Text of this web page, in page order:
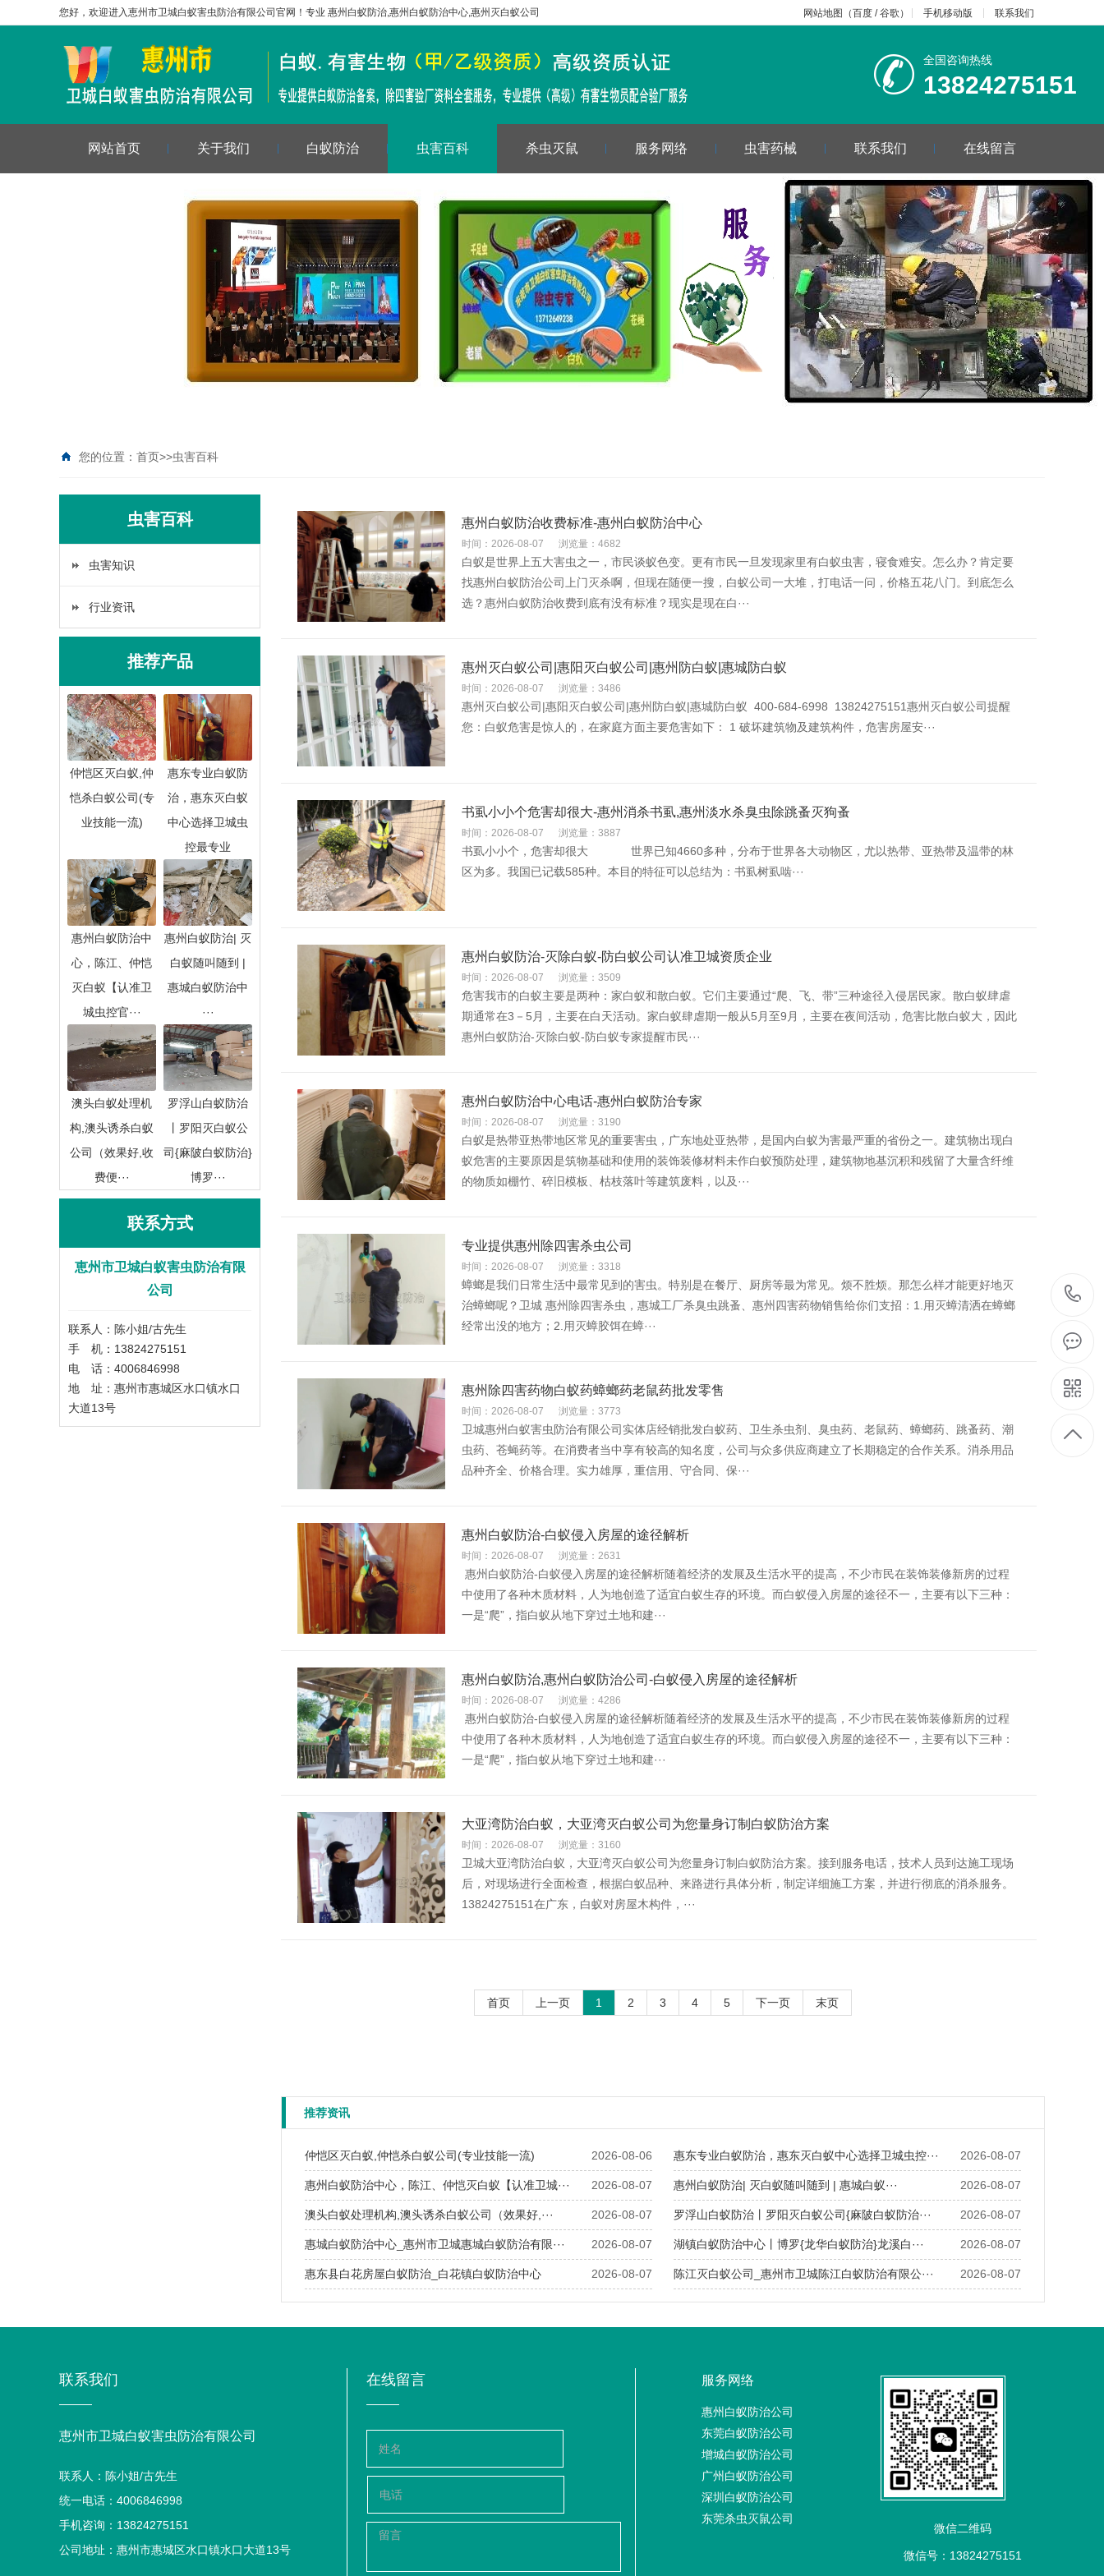
您好，欢迎进入恵州市卫城白蚁害虫防治有限公司官网！专业 惠州白蚁防治,惠州白蚁防治中心,惠州灭白蚁公司 网站地图 （百度 /谷歌 ） 手机移动版 联系我们
全国咨询热线
13824275151
网站首页 关于我们 白蚁防治 虫害百科 杀虫灭鼠 服务网络 虫害药械 联系我们 在线留言
您的位置： 首页>>虫害百科
虫害百科
虫害知识
行业资讯
推荐产品
仲恺区灭白蚁,仲
恺杀白蚁公司(专
业技能一流)
惠东专业白蚁防
治，惠东灭白蚁
中心选择卫城虫
控最专业
惠州白蚁防治中
心，陈江、仲恺
灭白蚁【认准卫
城虫控官···
惠州白蚁防治| 灭
白蚁随叫随到 |
惠城白蚁防治中
···
澳头白蚁处理机
构,澳头诱杀白蚁
公司（效果好,收
费便···
罗浮山白蚁防治
丨罗阳灭白蚁公
司{麻陂白蚁防治}
博罗···
联系方式
恵州市卫城白蚁害虫防治有限
公司
联系人：陈小姐/古先生
手 机：13824275151
电 话：4006846998
地 址：惠州市惠城区水口镇水口
大道13号
惠州白蚁防治收费标准-惠州白蚁防治中心
时间：2026-08-07 浏览量：4682
白蚁是世界上五大害虫之一，市民谈蚁色变。更有市民一旦发现家里有白蚁虫害，寝食难安。怎么办？肯定要
找惠州白蚁防治公司上门灭杀啊，但现在随便一搜，白蚁公司一大堆，打电话一问，价格五花八门。到底怎么
选？惠州白蚁防治收费到底有没有标准？现实是现在白···
惠州灭白蚁公司|惠阳灭白蚁公司|惠州防白蚁|惠城防白蚁
时间：2026-08-07 浏览量：3486
惠州灭白蚁公司|惠阳灭白蚁公司|惠州防白蚁|惠城防白蚁 400-684-6998 13824275151惠州灭白蚁公司提醒
您：白蚁危害是惊人的，在家庭方面主要危害如下： 1 破坏建筑物及建筑构件，危害房屋安···
书虱小小个危害却很大-惠州消杀书虱,惠州淡水杀臭虫除跳蚤灭狗蚤
时间：2026-08-07 浏览量：3887
书虱小小个，危害却很大 世界已知4660多种，分布于世界各大动物区，尤以热带、亚热带及温带的林
区为多。我国已记载585种。本目的特征可以总结为：书虱树虱啮···
惠州白蚁防治-灭除白蚁-防白蚁公司认准卫城资质企业
时间：2026-08-07 浏览量：3509
危害我市的白蚁主要是两种：家白蚁和散白蚁。它们主要通过“爬、飞、带”三种途径入侵居民家。散白蚁肆虐
期通常在3－5月，主要在白天活动。家白蚁肆虐期一般从5月至9月，主要在夜间活动，危害比散白蚁大，因此
惠州白蚁防治-灭除白蚁-防白蚁专家提醒市民···
惠州白蚁防治中心电话-惠州白蚁防治专家
时间：2026-08-07 浏览量：3190
白蚁是热带亚热带地区常见的重要害虫，广东地处亚热带，是国内白蚁为害最严重的省份之一。建筑物出现白
蚁危害的主要原因是筑物基础和使用的装饰装修材料未作白蚁预防处理，建筑物地基沉积和残留了大量含纤维
的物质如棚竹、碎旧模板、枯枝落叶等建筑废料，以及···
专业提供惠州除四害杀虫公司
时间：2026-08-07 浏览量：3318
蟑螂是我们日常生活中最常见到的害虫。特别是在餐厅、厨房等最为常见。烦不胜烦。那怎么样才能更好地灭
治蟑螂呢？卫城 惠州除四害杀虫，惠城工厂杀臭虫跳蚤、惠州四害药物销售给你们支招：1.用灭蟑清洒在蟑螂
经常出没的地方；2.用灭蟑胶饵在蟑···
惠州除四害药物白蚁药蟑螂药老鼠药批发零售
时间：2026-08-07 浏览量：3773
卫城惠州白蚁害虫防治有限公司实体店经销批发白蚁药、卫生杀虫剂、臭虫药、老鼠药、蟑螂药、跳蚤药、潮
虫药、苍蝇药等。在消费者当中享有较高的知名度，公司与众多供应商建立了长期稳定的合作关系。消杀用品
品种齐全、价格合理。实力雄厚，重信用、守合同、保···
惠州白蚁防治-白蚁侵入房屋的途径解析
时间：2026-08-07 浏览量：2631
惠州白蚁防治-白蚁侵入房屋的途径解析随着经济的发展及生活水平的提高，不少市民在装饰装修新房的过程
中使用了各种木质材料，人为地创造了适宜白蚁生存的环境。而白蚁侵入房屋的途径不一，主要有以下三种：
一是“爬”，指白蚁从地下穿过土地和建···
惠州白蚁防治,惠州白蚁防治公司-白蚁侵入房屋的途径解析
时间：2026-08-07 浏览量：4286
惠州白蚁防治-白蚁侵入房屋的途径解析随着经济的发展及生活水平的提高，不少市民在装饰装修新房的过程
中使用了各种木质材料，人为地创造了适宜白蚁生存的环境。而白蚁侵入房屋的途径不一，主要有以下三种：
一是“爬”，指白蚁从地下穿过土地和建···
大亚湾防治白蚁，大亚湾灭白蚁公司为您量身订制白蚁防治方案
时间：2026-08-07 浏览量：3160
卫城大亚湾防治白蚁，大亚湾灭白蚁公司为您量身订制白蚁防治方案。接到服务电话，技术人员到达施工现场
后，对现场进行全面检查，根据白蚁品种、来路进行具体分析，制定详细施工方案，并进行彻底的消杀服务。
13824275151在广东，白蚁对房屋木构件，···
首页 上一页 1 2 3 4 5 下一页 末页
推荐资讯
2026-08-06
​仲恺区灭白蚁,仲恺杀白蚁公司(专业技能一流) 2026-08-07
​惠东专业白蚁防治，惠东灭白蚁中心选择卫城虫控···
2026-08-07
​惠州白蚁防治中心，陈江、仲恺灭白蚁【认准卫城··· 2026-08-07
​惠州白蚁防治| 灭白蚁随叫随到 | 惠城白蚁···
2026-08-07
​澳头白蚁处理机构,澳头诱杀白蚁公司（效果好,··· 2026-08-07
​罗浮山白蚁防治丨罗阳灭白蚁公司{麻陂白蚁防治···
2026-08-07
​惠城白蚁防治中心_惠州市卫城惠城白蚁防治有限··· 2026-08-07
​湖镇白蚁防治中心丨博罗{龙华白蚁防治}龙溪白···
2026-08-07
​惠东县白花房屋白蚁防治_白花镇白蚁防治中心 2026-08-07
​陈江灭白蚁公司_惠州市卫城陈江白蚁防治有限公···
联系我们
恵州市卫城白蚁害虫防治有限公司
联系人：陈小姐/古先生
统一电话：4006846998
手机咨询：13824275151
公司地址：惠州市惠城区水口镇水口大道13号
在线留言 服务网络
惠州白蚁防治公司
东莞白蚁防治公司
增城白蚁防治公司
广州白蚁防治公司
深圳白蚁防治公司
东莞杀虫灭鼠公司
微信二维码
微信号：13824275151